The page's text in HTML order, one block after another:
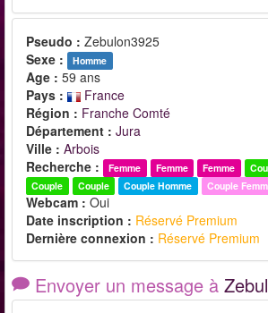
Pseudo : Zebulon3925
Sexe :
Homme
Age : 59 ans
Pays :
France
Région : Franche Comté
Département : Jura
Ville : Arbois
Recherche :
Femme Femme Femme
Couple
Couple Couple Homme Couple
Webcam : Oui
Date inscription : Réservé Premium
Dernière connexion : Réservé Premium
Envoyer un message à